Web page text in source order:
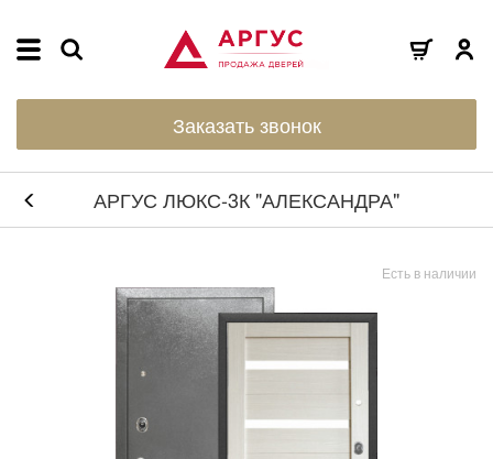
Заказать звонок
АРГУС ЛЮКС-3К "АЛЕКСАНДРА"
Есть в наличии